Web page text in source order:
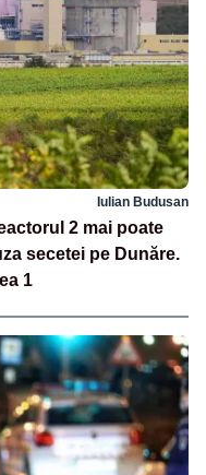
Iulian Budusan
2 mai poate
secetei pe Dunăre.
1